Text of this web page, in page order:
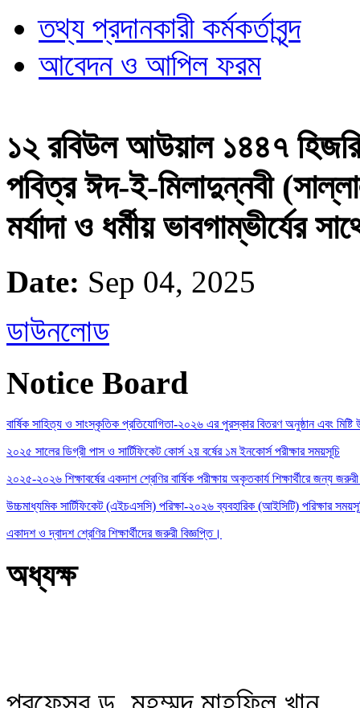
তথ্য প্রদানকারী কর্মকর্তাবৃন্দ
আবেদন ও আপিল ফরম
১২ রবিউল আউয়াল ১৪৪৭
পবিত্র ঈদ-ই-মিলাদুন্নবী
মর্যাদা ও ধর্মীয় ভাবগাম্ভীর্যের
Date: Sep 04, 2025
ডাউনলোড
Notice Board
বার্ষিক সাহিত্য ও সাংস্কৃতিক প্রতিযোগিতা-২০২৬ এর পুরস্কার বিতরণ অনুষ্ঠান এবং মিষ্টি
২০২৫ সালের ডিগ্রী পাস ও সার্টিফিকেট কোর্স ২য় বর্ষের ১ম ইনকোর্স পরীক্ষার সময়সূচি
২০২৫-২০২৬ শিক্ষাবর্ষের একদাশ শ্রেণির বার্ষিক পরীক্ষায় অকৃতকার্য শিক্ষার্থীরে জন্য জরুরী
উচ্চমাধ্যমিক সার্টিফিকেট (এইচএসসি) পরিক্ষা-২০২৬ ব্যবহারিক (আইসিটি) পরিক্ষার
একাদশ ও দ্বাদশ শ্রেণির শিক্ষার্থীদের জরুরী বিজ্ঞপ্তি।
অধ্যক্ষ